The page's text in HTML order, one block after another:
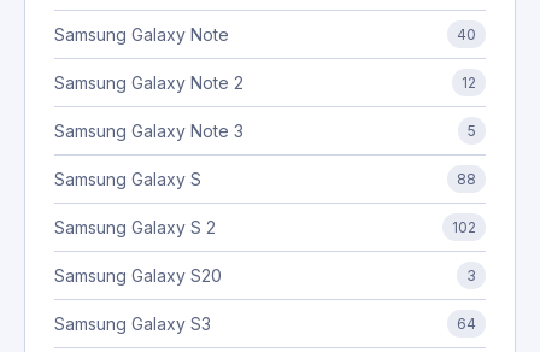
Samsung Galaxy Note 40
Samsung Galaxy Note 2 12
Samsung Galaxy Note 3 5
Samsung Galaxy S 88
Samsung Galaxy S 2 102
Samsung Galaxy S20 3
Samsung Galaxy S3 64